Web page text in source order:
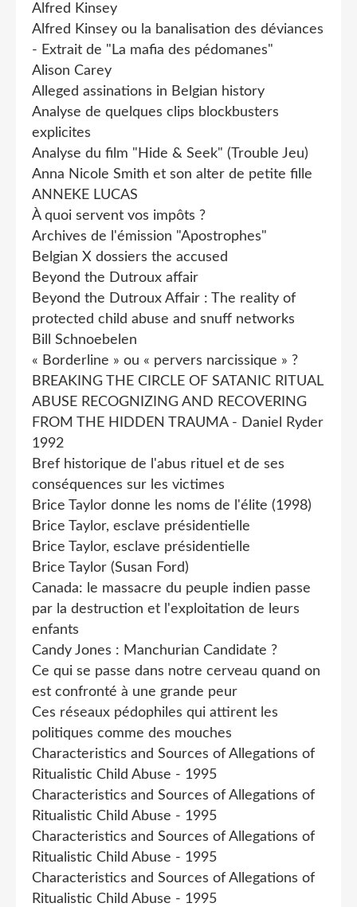
Alfred Kinsey
Alfred Kinsey ou la banalisation des déviances
- Extrait de "La mafia des pédomanes"
Alison Carey
Alleged assinations in Belgian history
Analyse de quelques clips blockbusters
explicites
Analyse du film "Hide & Seek" (Trouble Jeu)
Anna Nicole Smith et son alter de petite fille
ANNEKE LUCAS
À quoi servent vos impôts ?
Archives de l'émission "Apostrophes"
Belgian X dossiers the accused
Beyond the Dutroux affair
Beyond the Dutroux Affair : The reality of
protected child abuse and snuff networks
Bill Schnoebelen
« Borderline » ou « pervers narcissique » ?
BREAKING THE CIRCLE OF SATANIC RITUAL
ABUSE RECOGNIZING AND RECOVERING
FROM THE HIDDEN TRAUMA - Daniel Ryder
1992
Bref historique de l'abus rituel et de ses
conséquences sur les victimes
Brice Taylor donne les noms de l'élite (1998)
Brice Taylor, esclave présidentielle
Brice Taylor, esclave présidentielle
Brice Taylor (Susan Ford)
Canada: le massacre du peuple indien passe
par la destruction et l'exploitation de leurs
enfants
Candy Jones : Manchurian Candidate ?
Ce qui se passe dans notre cerveau quand on
est confronté à une grande peur
Ces réseaux pédophiles qui attirent les
politiques comme des mouches
Characteristics and Sources of Allegations of
Ritualistic Child Abuse - 1995
Characteristics and Sources of Allegations of
Ritualistic Child Abuse - 1995
Characteristics and Sources of Allegations of
Ritualistic Child Abuse - 1995
Characteristics and Sources of Allegations of
Ritualistic Child Abuse - 1995